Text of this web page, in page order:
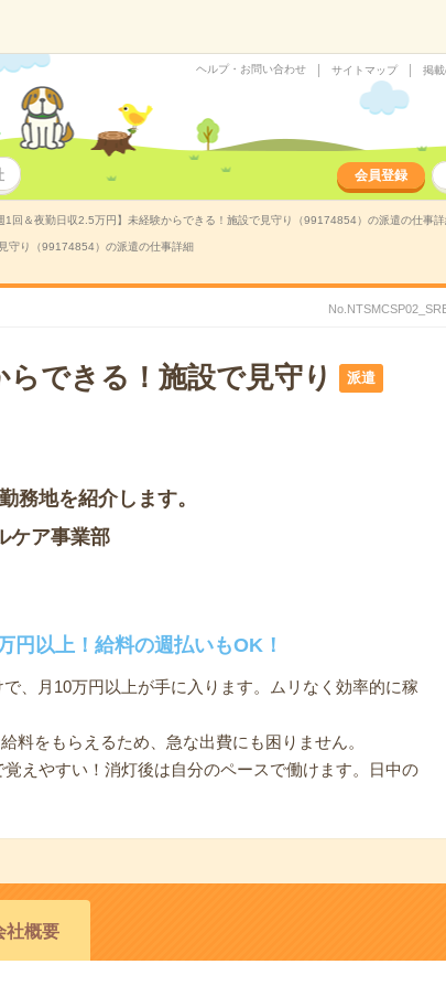
ヘルプ・お問い合わせ サイトマップ 掲
会員登録
1回＆夜勤日収2.5万円】未経験からできる！施設で見守り（99174854）の派遣の仕事詳
守り（99174854）の派遣の仕事詳細
らできる！施設で見守り 派遣
地を紹介します。
ケア事業部
以上！給料の週払いもOK！
、月10万円以上が手に入ります。ムリなく効率的に稼
料をもらえるため、急な出費にも困りません。
えやすい！消灯後は自分のペースで働けます。日中の
社概要